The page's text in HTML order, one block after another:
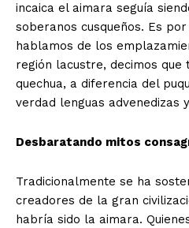
incaica el aimara seguía
soberanos cusqueños. Es
hablamos de los
región lacustre, decimos
quechua, a diferencia del
verdad lenguas advenedizas
Desbaratando mitos
Tradicionalmente se ha
creadores de la gran
habría sido la aimara.